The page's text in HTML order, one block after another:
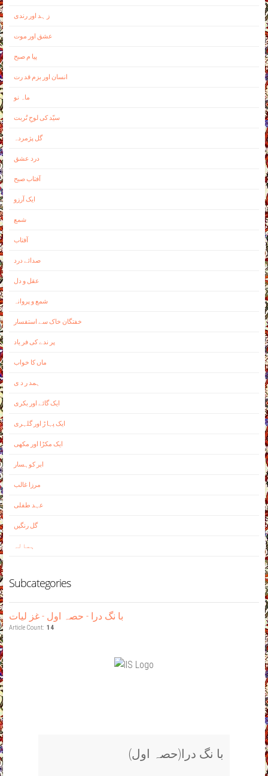
ز ہد اور رندی
عشق اور موت
پيا م صبح
انسان اور بزم قد رت
ماہ نو
سیّد کی لوحِ تُربت
گل پژمردہ
درد عشق
آفتاب صبح
ايک آرزو
شمع
آفتاب
صدائے درد
عقل و دل
شمع و پروانہ
خفتگان خاک سے استفسار
پر ندے کی فر ياد
ماں کا خواب
ہمد ر د ی
ايک گائے اور بکری
ايک پہا ڑ اور گلہری
ايک مکڑا اور مکھی
ابر کوہسار
مرزا غالب
عہد طفلی
گل رنگيں
ہمالہ
Subcategories
با نگ درا - حصہ اول - غز ليات
Article Count: 14
(با نگ درا(حصہ اول